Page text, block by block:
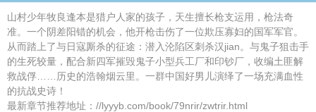
山村少年牧良逢本是猎户人家的孩子，天生擅长枪支运用，枪法奇
准。一个阴差阳错的机会，他开枪击伤了一位欺压寡妇的国军军官。
从而踏上了与日寇厮杀的征途：潜入沦陷区刺杀汉jian。与鬼子狙击手
的生死较量，配合新四军摧毁鬼子小型兵工厂和印钞厂，收编土匪解
救战俘……历史的浩翰烟云里。一群中国好男儿演绎了一场充满血性
的抗战史诗！
最新章节推荐地址：//lyyyb.com/book/79nrir/zwtrir.html